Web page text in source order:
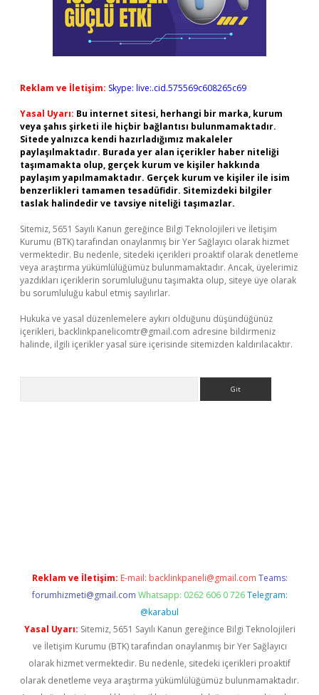
Reklam ve İletişim: Skype: live:.cid.575569c608265c69
Yasal Uyarı: Bu internet sitesi, herhangi bir marka, kurum
veya şahıs şirketi ile hiçbir bağlantısı bulunmamaktadır.
Sitede yalnızca kendi hazırladığımız makaleler
paylaşılmaktadır. Burada yer alan içerikler haber niteliği
taşımamakta olup, gerçek kurum ve kişiler hakkında
paylaşım yapılmamaktadır. Gerçek kurum ve kişiler ile isim
benzerlikleri tamamen tesadüfidir. Sitemizdeki bilgiler
taslak halindedir ve tavsiye niteliği taşımazlar.
Sitemiz, 5651 Sayılı Kanun gereğince Bilgi Teknolojileri ve İletişim
Kurumu (BTK) tarafından onaylanmış bir Yer Sağlayıcı olarak hizmet
vermektedir. Bu nedenle, sitedeki içerikleri proaktif olarak denetleme
veya araştırma yükümlülüğümüz bulunmamaktadır. Ancak, üyelerimiz
yazdıkları içeriklerin sorumluluğunu taşımakta olup, siteye üye olarak
bu sorumluluğu kabul etmiş sayılırlar.
Hukuka ve yasal düzenlemelere aykırı olduğunu düşündüğünüz
içerikleri, backlinkpanelicomtr@gmail.com adresine bildirmeniz
halinde, ilgili içerikler yasal süre içerisinde sitemizden kaldırılacaktır.
Reklam ve İletişim: E-mail: backlinkpaneli@gmail.com Teams:
forumhizmeti@gmail.com Whatsapp: 0262 606 0 726 Telegram:
@karabul
Yasal Uyarı: Sitemiz, 5651 Sayılı Kanun gereğince Bilgi Teknolojileri
ve İletişim Kurumu (BTK) tarafından onaylanmış bir Yer Sağlayıcı
olarak hizmet vermektedir. Bu nedenle, sitedeki içerikleri proaktif
olarak denetleme veya araştırma yükümlülüğümüz bulunmamaktadır.